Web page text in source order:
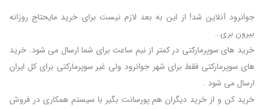
جوانرود آنلاین شد! از این به بعد لازم نیست برای خرید مایحتاج روزانه
بیرون بری…
خرید های سوپرمارکتی در کمتر از نیم ساعت برای شما ارسال می شود. خرید
های سوپرمارکتی فقط برای شهر جوانرود ولی غیر سوپرمارکتی برای کل ایران
ارسال می شود .
خرید کن و از خرید دیگران هم پورسانت بگیر با سیستم همکاری در فروش